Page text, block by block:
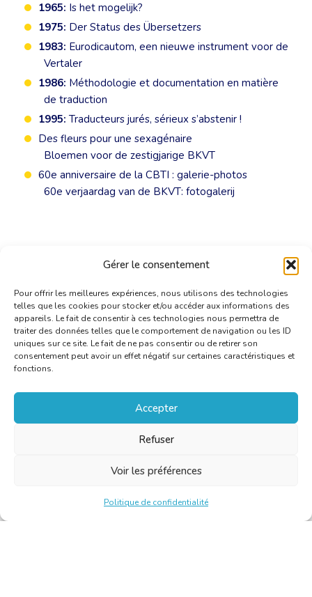
Gérer le consentement
Pour offrir les meilleures expériences, nous utilisons des technologies
telles que les cookies pour stocker et/ou accéder aux informations des
appareils. Le fait de consentir à ces technologies nous permettra de
traiter des données telles que le comportement de navigation ou les ID
uniques sur ce site. Le fait de ne pas consentir ou de retirer son
consentement peut avoir un effet négatif sur certaines caractéristiques et
fonctions.
Accepter
Refuser
Voir les préférences
Politique de confidentialité
1965: Is het mogelijk?
1975: Der Status des Übersetzers
1983: Eurodicautom, een nieuwe instrument voor de
Vertaler
1986: Méthodologie et documentation en matière
de traduction
1995: Traducteurs jurés, sérieux s’abstenir !
Des fleurs pour une sexagénaire
Bloemen voor de zestigjarige BKVT
60e anniversaire de la CBTI : galerie-photos
60e verjaardag van de BKVT: fotogalerij